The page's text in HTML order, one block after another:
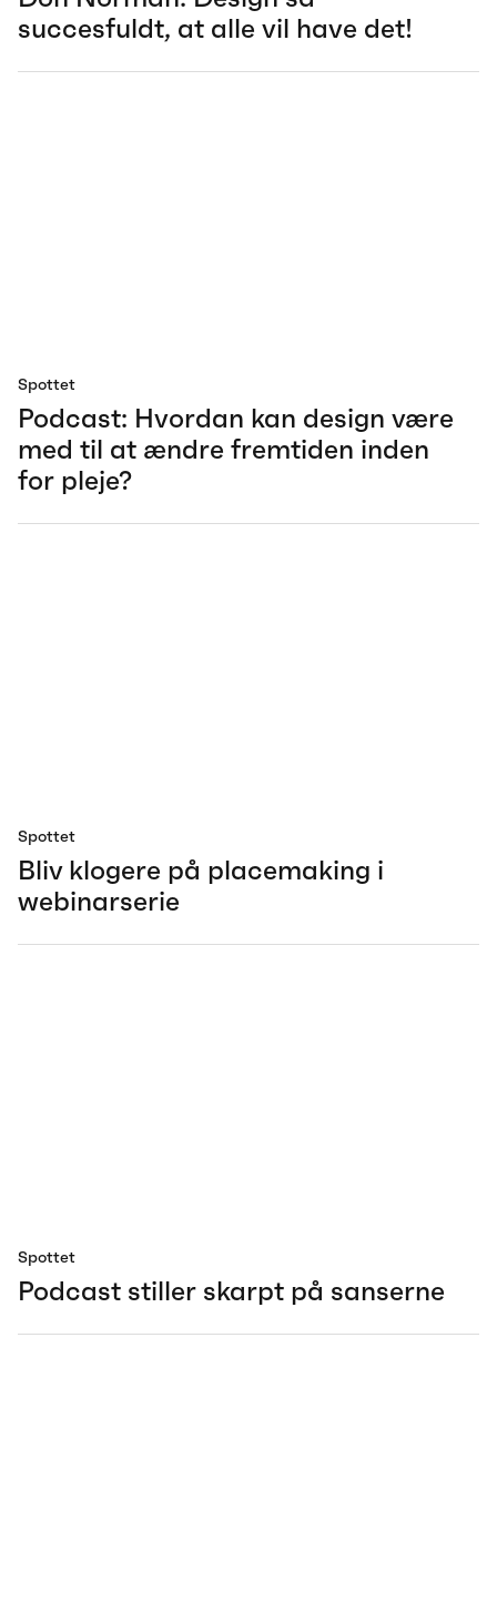
succesfuldt, at alle vil have det!
Spottet
Podcast: Hvordan kan design være
med til at ændre fremtiden inden
for pleje?
Spottet
Bliv klogere på placemaking i
webinarserie
Spottet
Podcast stiller skarpt på sanserne